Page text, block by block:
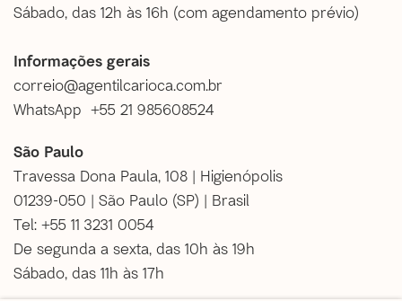
Sábado, das 12h às 16h (com agendamento prévio)
Informações gerais
correio@agentilcarioca.com.br
WhatsApp +55 21 985608524
São Paulo
Travessa Dona Paula, 108 | Higienópolis
01239-050 | São Paulo (SP) | Brasil
Tel: +55 11 3231 0054
De segunda a sexta, das 10h às 19h
Sábado, das 11h às 17h